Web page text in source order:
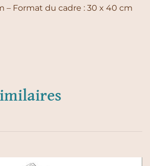
– Format du cadre : 30 x 40 cm